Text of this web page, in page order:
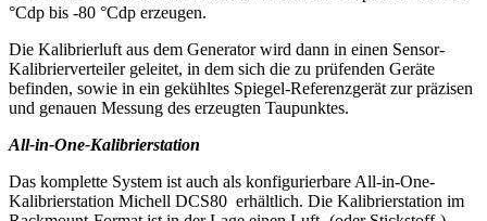
°Cdp bis -80 °Cdp erzeugen.
Die Kalibrierluft aus dem Generator wird dann in einen Sensor-
Kalibrierverteiler geleitet, in dem sich die zu prüfenden Geräte
befinden, sowie in ein gekühltes Spiegel-Referenzgerät zur präzisen
und genauen Messung des erzeugten Taupunktes.
All-in-One-Kalibrierstation
Das komplette System ist auch als konfigurierbare All-in-One-
Kalibrierstation Michell DCS80 erhältlich. Die Kalibrierstation im